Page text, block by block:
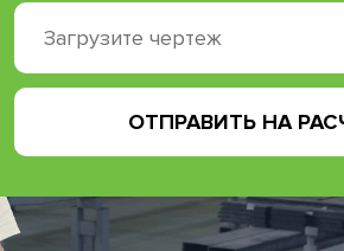
Загрузите чертеж
ОТПРАВИТЬ НА